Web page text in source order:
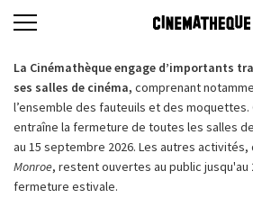
La Cinémathèque engage d’importants
ses salles de cinéma, comprenant
l’ensemble des fauteuils et des moquettes.
entraîne la fermeture de toutes les salles
au 15 septembre 2026. Les autres
Monroe, restent ouvertes au public jusqu'au
fermeture estivale.